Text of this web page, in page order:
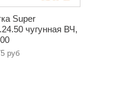
Super
чугунная ВЧ,
руб